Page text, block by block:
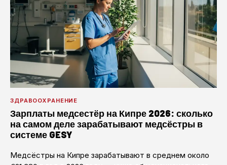
ЗДРАВООХРАНЕНИЕ
Зарплаты медсестёр на Кипре 2026: сколько
на самом деле зарабатывают медсёстры в
системе GESY
Медсёстры на Кипре зарабатывают в среднем около